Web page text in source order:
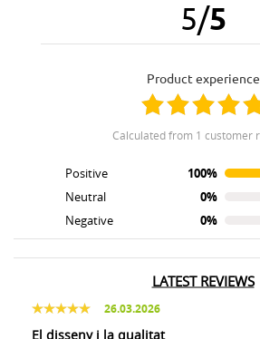
5/5
product experience
calculated from 1 customer
Positive
100%
Neutral
0%
Negative
0%
LATEST REVIEWS
26.03.2026
El disseny i la qualitat